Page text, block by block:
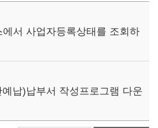
서 사업자등록상태를 조회하
납)납부서 작성프로그램 다운